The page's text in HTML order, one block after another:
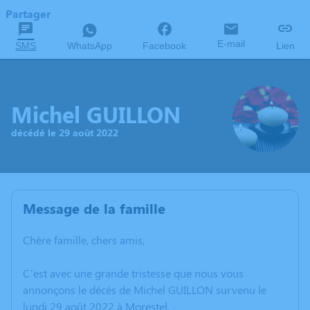
Partager
SMS WhatsApp Facebook E-mail Lien
Michel GUILLON
décédé le 29 août 2022
Message de la famille
Chère famille, chers amis,
C’est avec une grande tristesse que nous vous
annonçons le décès de Michel GUILLON survenu le
lundi 29 août 2022 à Morestel.